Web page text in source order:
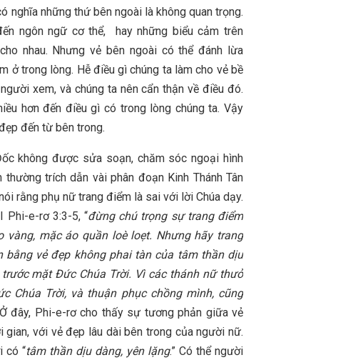
nghĩa những thứ bên ngoài là không quan trọng.
ngôn ngữ cơ thể, hay những biểu cảm trên
nhau. Nhưng vẻ bên ngoài có thể đánh lừa
ở trong lòng. Hễ điều gì chúng ta làm cho vẻ bề
xem, và chúng ta nên cẩn thận về điều đó.
hơn đến điều gì có trong lòng chúng ta. Vậy
đến từ bên trong.
không được sửa soạn, chăm sóc ngoại hình
trích dẫn vài phân đoạn Kinh Thánh Tân
rằng phụ nữ trang điểm là sai với lời Chúa dạy.
Phi-e-rơ 3:3-5, “đừng chú trọng sự trang điểm
vàng, mặc áo quần loè loẹt. Nhưng hãy trang
vẻ đẹp không phai tàn của tâm thần dịu
mặt Đức Chúa Trời. Vì các thánh nữ thưở
Chúa Trời, và thuận phục chồng mình, cũng
đây, Phi-e-rơ cho thấy sự tương phản giữa vẻ
với vẻ đẹp lâu dài bên trong của người nữ.
có “tâm thần dịu dàng, yên lặng.” Có thể người